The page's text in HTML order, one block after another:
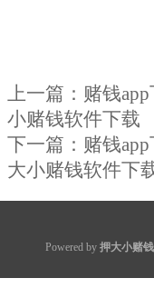
上一篇： 赌钱
小赌钱软件下载
下一篇： 赌钱
大小赌钱软件下
Powered by 押大小赌